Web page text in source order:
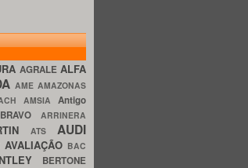
AGRALE ALFA
AME AMAZONAS
AMSIA Antigo
ARRINERA
ATS AUDI
AVALIAÇÃO BAC
BERTONE